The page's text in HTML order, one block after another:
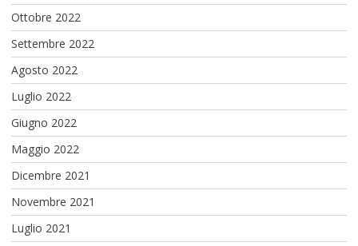
Ottobre 2022
Settembre 2022
Agosto 2022
Luglio 2022
Giugno 2022
Maggio 2022
Dicembre 2021
Novembre 2021
Luglio 2021